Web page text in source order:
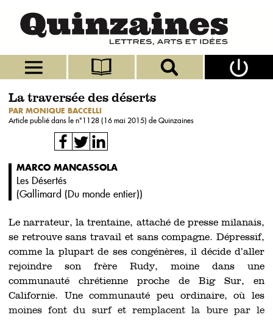
La traversée des déserts
PAR MONIQUE BACCELLI
Article publié dans le n°1128 (16 mai 2015) de Quinzaines
MARCO MANCASSOLA
Les Désertés
(Gallimard (Du monde entier))
Le narrateur, la trentaine, attaché de presse milanais,
se retrouve sans travail et sans compagne. Dépressif,
comme la plupart de ses congénères, il décide d’aller
rejoindre son frère Rudy, moine dans une
communauté chrétienne proche de Big Sur, en
Californie. Une communauté peu ordinaire, où les
moines font du surf et remplacent la bure par le